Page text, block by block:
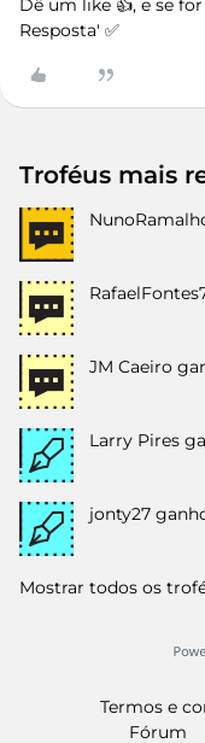
Dê um like 👍, e se
Resposta' ✅
Troféus mais
JM Caeiro
Larry Pires
jonty27
Mostrar todos os
Termos e
Fórum